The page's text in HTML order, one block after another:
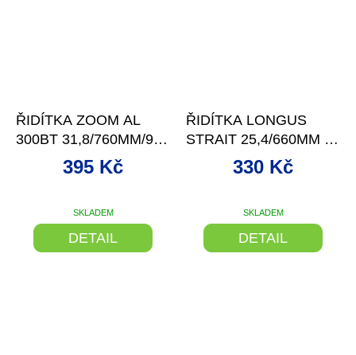
ŘIDÍTKA ZOOM AL
300BT 31,8/760MM/9
ST.ROVNÁ ČER.MA
SKLADEM
395 Kč
DETAIL
ŘIDÍTKA LONGUS
STRAIT 25,4/660MM 6°
ČERNÉ
SKLADEM
330 Kč
DETAIL